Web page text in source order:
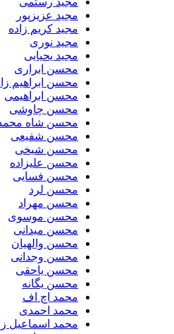
مجید عزیزپور
مجید کریم زاده
مجید نوری
مجید یحیایی
محسن ابراری
محسن ابراهیم زاده
محسن ابراهیمی
محسن چاوشی
محسن شاه محمدی
محسن شفیعی
محسن شیخی
محسن علیزاده
محسن فسایی
محسن لرد
محسن مهراد
محسن موسوی
محسن میدانی
محسن والهیان
محسن وجدانی
محسن یاحقی
محسن یگانه
محمد اچ اف
محمد احمدی
محمد اسماعیل زاده